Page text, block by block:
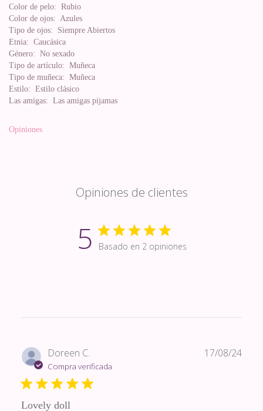
Color de pelo: Rubio
Color de ojos: Azules
Tipo de ojos: Siempre Abiertos
Etnia: Caucásica
Género: No sexado
Tipo de artículo: Muñeca
Tipo de muñeca: Muñeca
Estilo: Estilo clásico
Las amigas: Las amigas pijamas
Opiniones
Opiniones de clientes
5 Basado en 2 opiniones
Doreen C.
Compra verificada
Lovely doll
17/08/24